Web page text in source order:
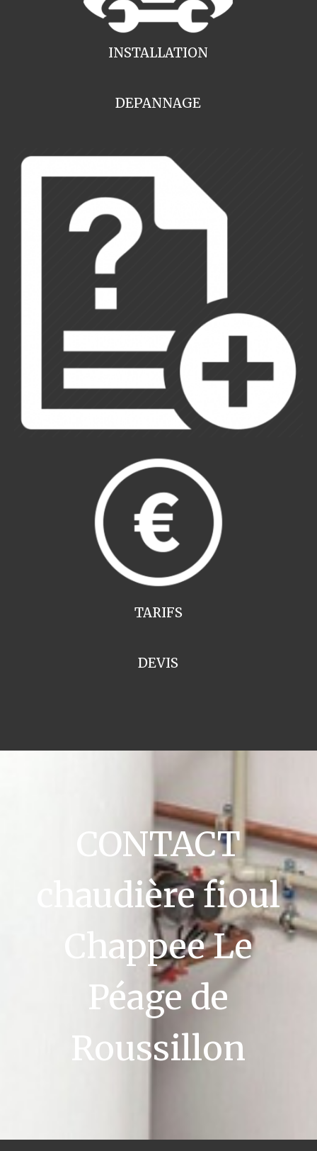
INSTALLATION
DEPANNAGE
TARIFS
DEVIS
CONTACT
chaudière fioul
Chappee Le
Péage de
Roussillon